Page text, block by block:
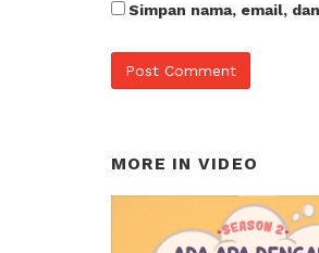
Simpan nama, email,
MORE IN VIDEO